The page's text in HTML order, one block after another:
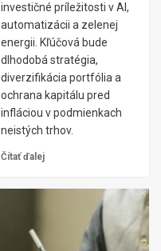
investičné príležitosti v AI,
automatizácii a zelenej
energii. Kľúčová bude
dlhodobá stratégia,
diverzifikácia portfólia a
ochrana kapitálu pred
infláciou v podmienkach
neistých trhov.
Čítať ďalej